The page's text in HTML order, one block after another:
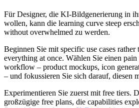
Für Designer, die KI-Bildgenerierung in
wollen, kann die learning curve steep
without overwhelmed zu werden.
Beginnen Sie mit specific use cases
everything at once. Wählen Sie einen
workflow – product mockups, icon
– und fokussieren Sie sich darauf, diesen
Experimentieren Sie zuerst mit free tiers.
großzügige free plans, die capabilities